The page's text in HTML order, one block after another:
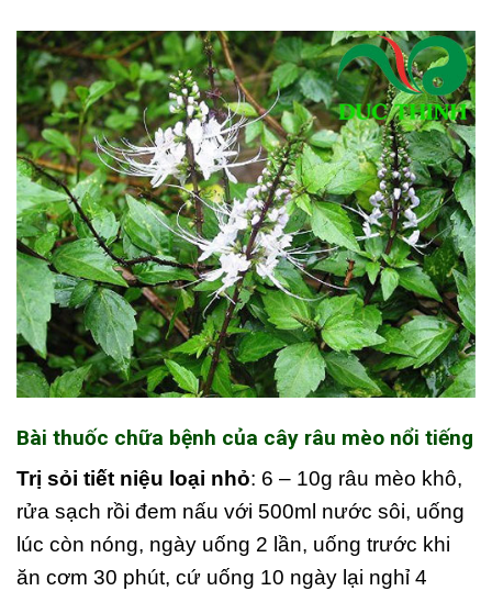
Bài thuốc chữa bệnh của cây râu mèo nổi tiếng
Trị sỏi tiết niệu loại nhỏ: 6 – 10g râu mèo khô,
rửa sạch rồi đem nấu với 500ml nước sôi, uống
lúc còn nóng, ngày uống 2 lần, uống trước khi
ăn cơm 30 phút, cứ uống 10 ngày lại nghỉ 4